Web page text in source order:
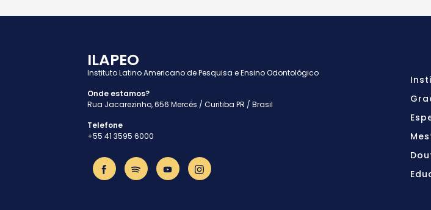
ILAPEO
Instituto Latino Americano de Pesquisa e Ensino Odontológico
Onde estamos?
Rua Jacarezinho, 656 Mercês / Curitiba PR / Brasil
Telefone
+55 41 3595 6000